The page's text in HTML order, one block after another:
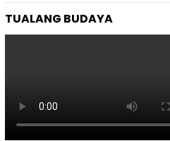
TUALANG BUDAYA